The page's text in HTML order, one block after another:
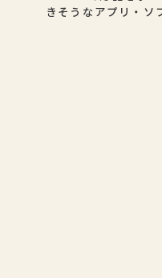
きそうなアプリ・ソ